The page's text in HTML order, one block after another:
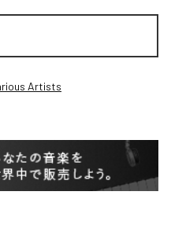
Artists